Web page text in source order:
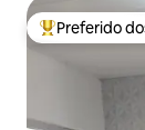
Entre os
Preferido